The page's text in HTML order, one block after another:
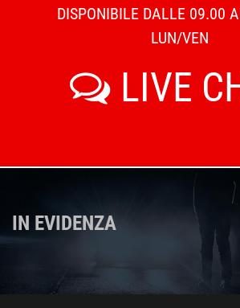
DISPONIBILE DALLE 09.00
LUN/VEN
LIVE
IN EVIDENZA